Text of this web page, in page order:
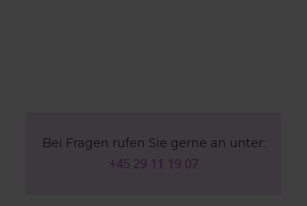
Bei Fragen rufen Sie gerne an unter:
+45 29 11 19 07